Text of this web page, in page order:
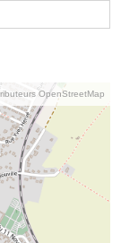
OpenStreetMap